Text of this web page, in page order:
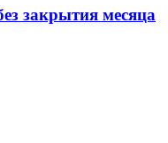
закрытия месяца